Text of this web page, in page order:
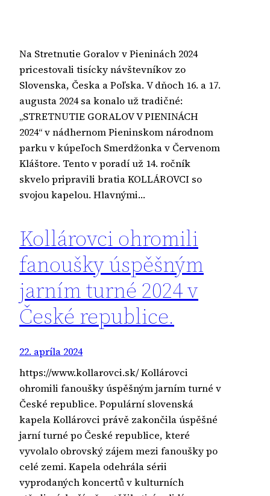
Na Stretnutie Goralov v Pieninách 2024
pricestovali tisícky návštevníkov zo
Slovenska, Česka a Poľska. V dňoch 16. a 17.
augusta 2024 sa konalo už tradičné:
„STRETNUTIE GORALOV V PIENINÁCH
2024“ v nádhernom Pieninskom národnom
parku v kúpeľoch Smerdžonka v Červenom
Kláštore. Tento v poradí už 14. ročník
skvelo pripravili bratia KOLLÁROVCI so
svojou kapelou. Hlavnými…
Kollárovci ohromili
fanoušky úspěšným
jarním turné 2024 v
České republice.
22. apríla 2024
https://www.kollarovci.sk/ Kollárovci
ohromili fanoušky úspěšným jarním turné v
České republice. Populární slovenská
kapela Kollárovci právě zakončila úspěšné
jarní turné po České republice, které
vyvolalo obrovský zájem mezi fanoušky po
celé zemi. Kapela odehrála sérii
vyprodaných koncertů v kulturních